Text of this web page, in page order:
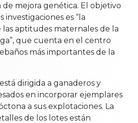
de mejora genética. El objetivo
investigaciones es “la
aptitudes maternales de la
que cuenta en el centro
más importantes de la
dirigida a ganaderos y
en incorporar ejemplares
a sus explotaciones. La
de los lotes están